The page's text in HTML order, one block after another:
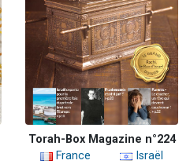
Torah-Box Magazine n°224
France
Israël